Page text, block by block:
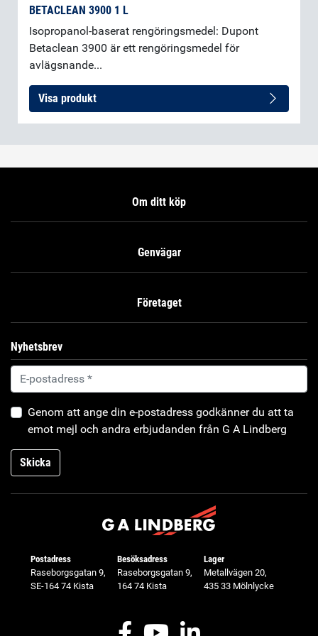
BETACLEAN 3900 1 L
Isopropanol-baserat rengöringsmedel: Dupont
Betaclean 3900 är ett rengöringsmedel för
avlägsnande...
Visa produkt
Om ditt köp
Genvägar
Företaget
Nyhetsbrev
Genom att ange din e-postadress godkänner du att ta
emot mejl och andra erbjudanden från G A Lindberg
Skicka
Postadress
Raseborgsgatan 9,
SE-164 74 Kista
Besöksadress
Raseborgsgatan 9,
164 74 Kista
Lager
Metallvägen 20,
435 33 Mölnlycke
FacebookYoutubeLinkedIn